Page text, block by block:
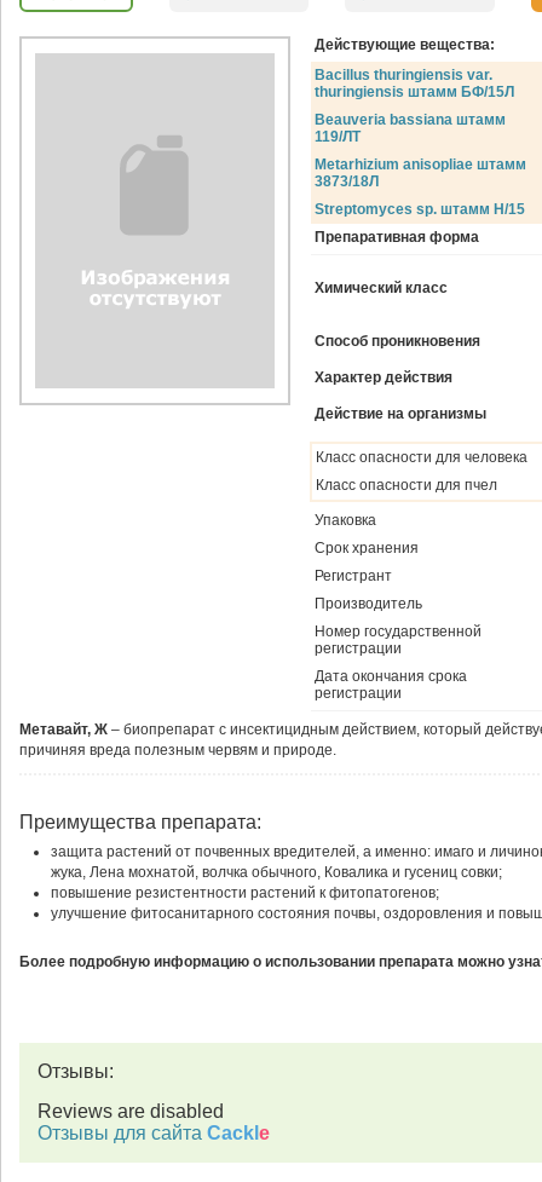
Действующие вещества:
Bacillus thuringiensis var.
thuringiensis штамм БФ/15Л
Beauveria bassiana штамм
119/ЛТ
Metarhizium anisopliae штамм
3873/18Л
Streptomyces sp. штамм H/15
Препаративная форма
Химический класс
Способ проникновения
Характер действия
Действие на организмы
Класс опасности для человека
Класс опасности для пчел
Упаковка
Срок хранения
Регистрант
Производитель
Номер государственной
регистрации
Дата окончания срока
регистрации
Метавайт, Ж – биопрепарат с инсектицидным действием, который
причиняя вреда полезным червям и природе.
Преимущества препарата:
защита растений от почвенных вредителей, а именно: имаго и
жука, Лена мохнатой, волчка обычного, Ковалика и гусениц совки;
повышение резистентности растений к фитопатогенов;
улучшение фитосанитарного состояния почвы, оздоровления и
Более подробную информацию о использовании препарата можно
Отзывы:
Reviews are disabled
Отзывы для сайта Cackl e